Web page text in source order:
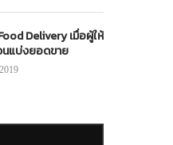
Delivery เมื่อผู้ให้
แบ่งยอดขาย